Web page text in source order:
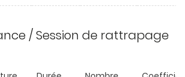
/ Session de rattrapage